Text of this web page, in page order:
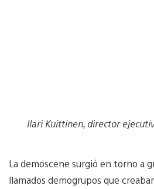
Ilari Kuittinen, director
La demoscene surgió en torno a
llamados demogrupos que